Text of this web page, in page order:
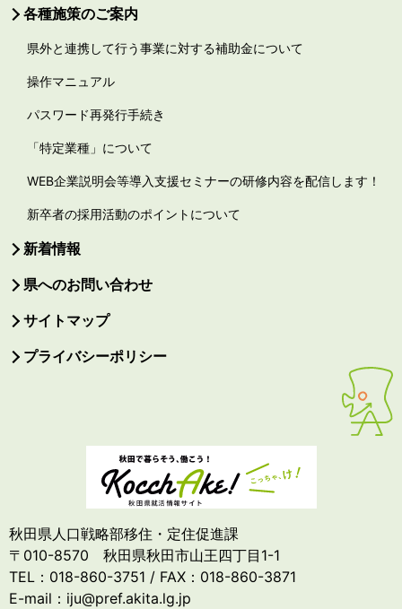
各種施策のご案内
県外と連携して行う事業に対する補助金について
操作マニュアル
パスワード再発行手続き
「特定業種」について
WEB企業説明会等導入支援セミナーの研修内容を配信します！
新卒者の採用活動のポイントについて
新着情報
県へのお問い合わせ
サイトマップ
プライバシーポリシー
秋田県人口戦略部移住・定住促進課
〒010-8570 秋田県秋田市山王四丁目1-1
TEL：018-860-3751 / FAX：018-860-3871
E-mail：iju@pref.akita.lg.jp